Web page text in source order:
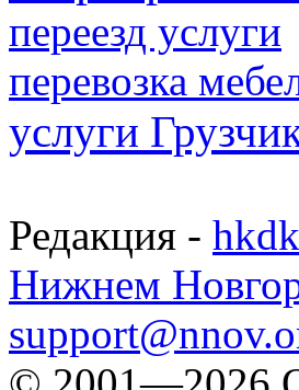
переезд услуги
перевозка
услуги
Редакция -
Нижнем